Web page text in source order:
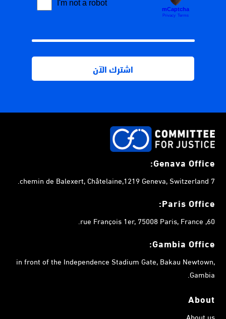
Genava Office:
7 chemin de Balexert, Châtelaine,1219 Geneva, Switzerland.
Paris Office:
60, rue François 1er, 75008 Paris, France.
Gambia Office:
in front of the Independence Stadium Gate, Bakau Newtown,
Gambia.
About